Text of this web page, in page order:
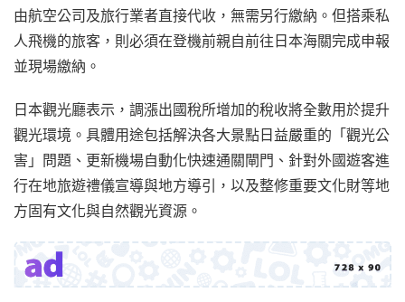
由航空公司及旅行業者直接代收，無需另行繳納。但搭乘私
人飛機的旅客，則必須在登機前親自前往日本海關完成申報
並現場繳納。
日本觀光廳表示，調漲出國稅所增加的稅收將全數用於提升
觀光環境。具體用途包括解決各大景點日益嚴重的「觀光公
害」問題、更新機場自動化快速通關閘門、針對外國遊客進
行在地旅遊禮儀宣導與地方導引，以及整修重要文化財等地
方固有文化與自然觀光資源。